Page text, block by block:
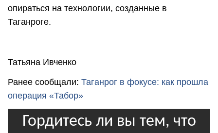
опираться на технологии, созданные в
Таганроге.
Татьяна Ивченко
Ранее сообщали: Таганрог в фокусе: как прошла
операция «Табор»